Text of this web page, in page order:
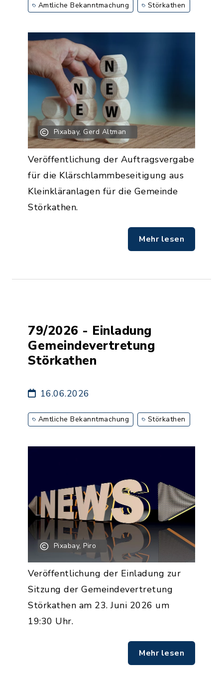
Amtliche Bekanntmachung Störkathen
Pixabay, Gerd Altman
Veröffentlichung der Auftragsvergabe
für die Klärschlammbeseitigung aus
Kleinkläranlagen für die Gemeinde
Störkathen.
Mehr lesen
79/2026 - Einladung
Gemeindevertretung
Störkathen
16.06.2026
Amtliche Bekanntmachung Störkathen
Pixabay, Piro
Veröffentlichung der Einladung zur
Sitzung der Gemeindevertretung
Störkathen am 23. Juni 2026 um
19:30 Uhr.
Mehr lesen